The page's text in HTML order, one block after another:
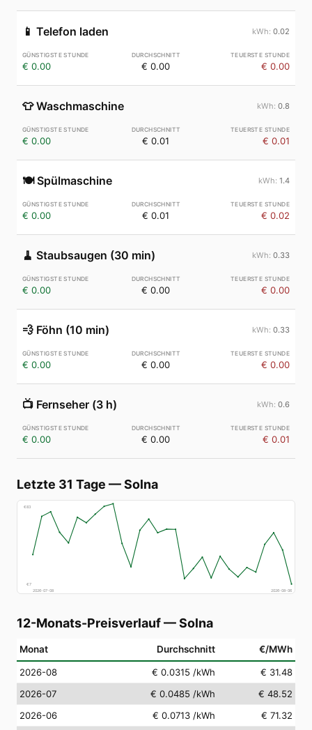
📱 Telefon laden 0.02
€ 0.00 € 0.00 € 0.00
👕 Waschmaschine 0.8
€ 0.00 € 0.01 € 0.01
🍽️ Spülmaschine 1.4
€ 0.00 € 0.01 € 0.02
🧹 Staubsaugen (30 min) 0.33
€ 0.00 € 0.00 € 0.00
💨 Föhn (10 min) 0.33
€ 0.00 € 0.00 € 0.00
📺 Fernseher (3 h) 0.6
€ 0.00 € 0.00 € 0.01
Letzte 31 Tage —Solna
€83
€7
2026-07-08
2026-08-06
12-Monats-Preisverlauf—Solna
Monat Durchschnitt €/MWh
2026-08 € 0.0315 /kWh
€ 31.48
2026-07
€ 0.0485 /kWh
€ 48.52
2026-06
€ 0.0713 /kWh
€ 71.32